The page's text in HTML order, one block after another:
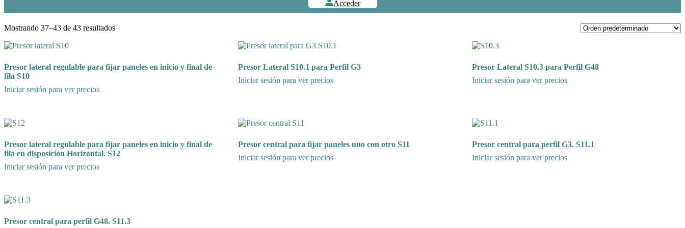
Acceder
Mostrando 37–43 de 43 resultados
Presor lateral regulable para fijar paneles en inicio y final de
fila S10
Iniciar sesión para ver precios
Presor Lateral S10.1 para Perfil G3
Iniciar sesión para ver precios
Presor Lateral S10.3 para Perfil G48
Iniciar sesión para ver precios
Presor lateral regulable para fijar paneles en inicio y final de
fila en disposición Horizontal. S12
Iniciar sesión para ver precios
Presor central para fijar paneles uno con otro S11
Iniciar sesión para ver precios
Presor central para perfil G3. S11.1
Iniciar sesión para ver precios
Presor central para perfil G48. S11.3